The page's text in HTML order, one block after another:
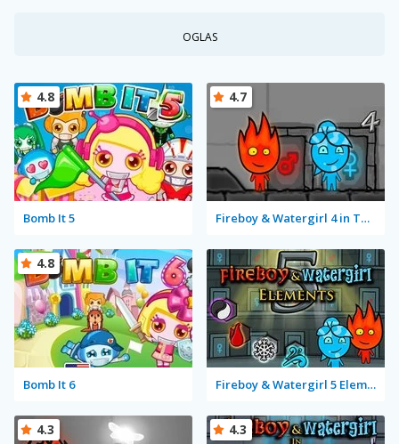
OGLAS
Bomb It 5
4.8
Fireboy & Watergirl 4 in The Crystal Temple
4.7
Bomb It 6
4.8
Fireboy & Watergirl 5 Elements
4.3 4.3